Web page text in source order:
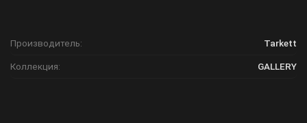
Производитель: Tarkett
Коллекция: GALLERY